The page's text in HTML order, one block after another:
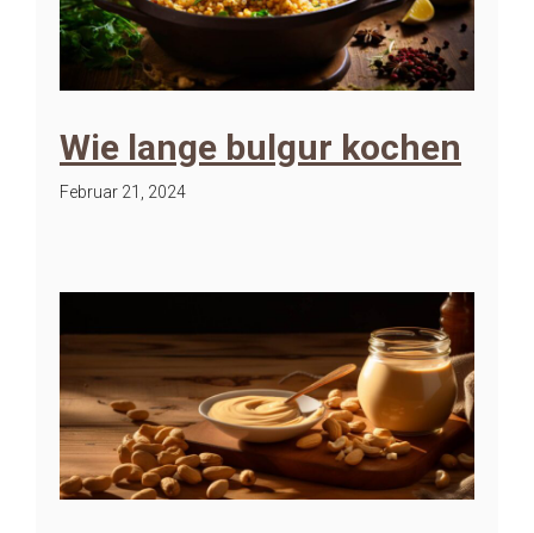
Wie lange bulgur kochen
Februar 21, 2024